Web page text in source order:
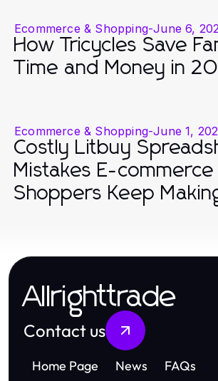
Ecommerce & Shopping-June 6,
How Tricycles Save
Time and Money in
Ecommerce & Shopping-June 1,
Costly Litbuy
Mistakes E-commerce
Shoppers Keep
Allrighttrade
Contact us
Home Page News FAQs